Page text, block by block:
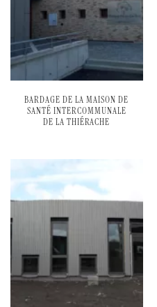
BARDAGE DE LA MAISON DE
SANTÉ INTERCOMMUNALE
DE LA THIÉRACHE